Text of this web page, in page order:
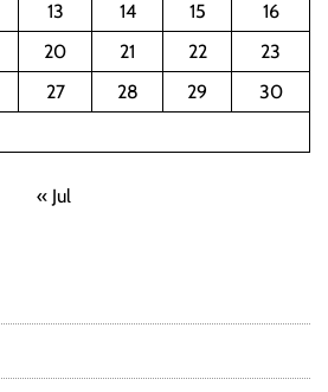
13 14 15
16
20 21 22
23
27 28 29
30
« Jul